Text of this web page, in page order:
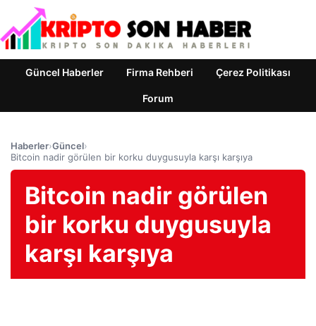
Güncel Haberler Firma Rehberi Çerez Politikası
Forum
Haberler›Güncel›
Bitcoin nadir görülen bir korku duygusuyla karşı karşıya
Bitcoin nadir görülen
bir korku duygusuyla
karşı karşıya